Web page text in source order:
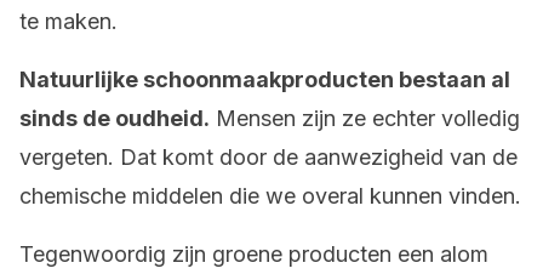
te maken.
Natuurlijke schoonmaakproducten bestaan al
sinds de oudheid. Mensen zijn ze echter volledig
vergeten. Dat komt door de aanwezigheid van de
chemische middelen die we overal kunnen vinden.
Tegenwoordig zijn groene producten een alom